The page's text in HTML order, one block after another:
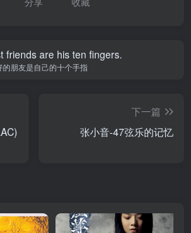
friends are his ten fingers.
的朋友是自己的十个手指
下一篇
张小音-47弦乐的记忆